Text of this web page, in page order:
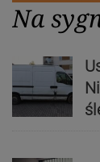
Na